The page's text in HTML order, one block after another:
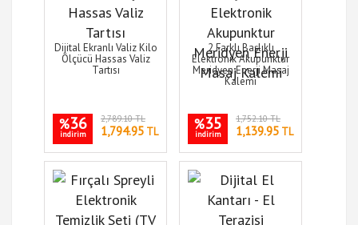
Dijital Ekranlı Valiz Kilo
Ölçücü Hassas Valiz
Tartısı
%36
indirim
2,789.10 TL
1,794.95 TL
2 Farklı Başlıklı
Elektronik Akupunktur
Meridyen Enerji Masaj
Kalemi
%35
indirim
1,752.10 TL
1,139.95 TL